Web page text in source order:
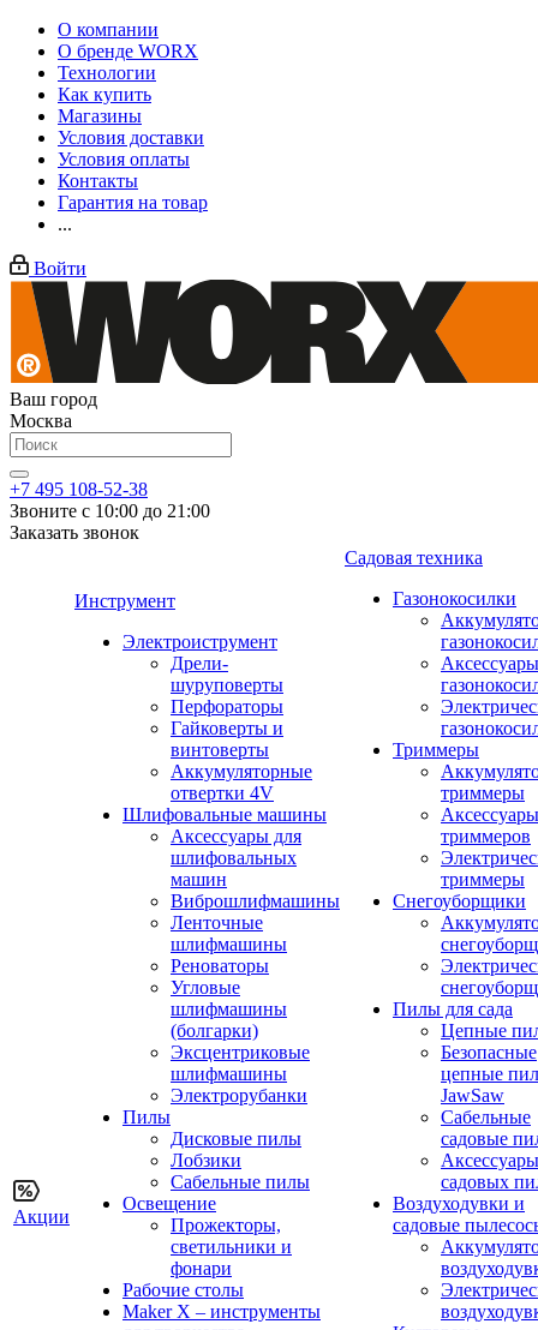
О компании
О бренде WORX
Технологии
Как купить
Магазины
Условия доставки
Условия оплаты
Контакты
Гарантия на товар
...
Войти
Ваш город
Москва
+7 495 108-52-38
Звоните с 10:00 до 21:00
Заказать звонок
Акции
Инструмент
Электроиструмент
Дрели-
шуруповерты
Перфораторы
Гайковерты и
винтоверты
Аккумуляторные
отвертки 4V
Шлифовальные машины
Аксессуары для
шлифовальных
машин
Виброшлифмашины
Ленточные
шлифмашины
Реноваторы
Угловые
шлифмашины
(болгарки)
Эксцентриковые
шлифмашины
Электрорубанки
Пилы
Дисковые пилы
Лобзики
Сабельные пилы
Освещение
Прожекторы,
светильники и
фонари
Рабочие столы
Maker X – инструменты
Садовая техника
Газонокосилки
Триммеры
триммеры
триммеров
триммеры
Снегоуборщики
Пилы для сада
Цепные
Безопасные
цепные
JawSaw
Сабельные
садовые
садовых
Воздуходувки и
садовые